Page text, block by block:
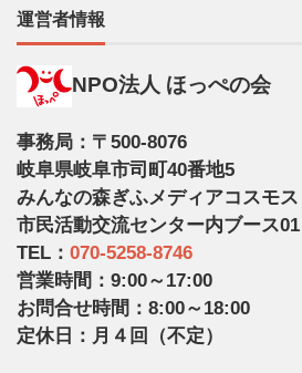
運営者情報
NPO法人 ほっぺの会
事務局：〒500-8076
岐阜県岐阜市司町40番地5
みんなの森ぎふメディアコスモス
市民活動交流センター内ブース01
TEL： 070-5258-8746
営業時間：9:00～17:00
お問合せ時間：8:00～18:00
定休日：月４回（不定）